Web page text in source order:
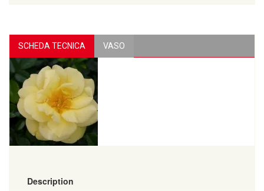
SCHEDA TECNICA VASO
Description